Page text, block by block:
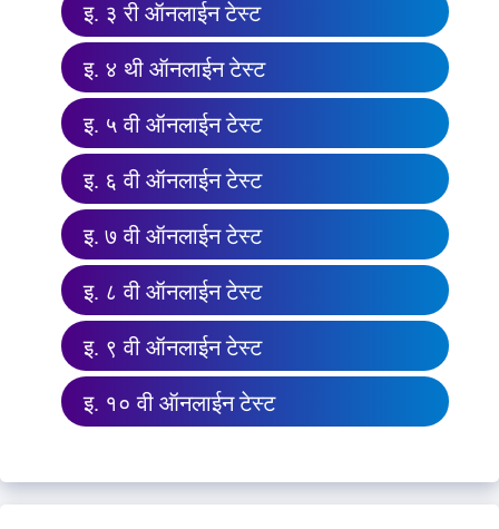
इ. ३ री ऑनलाईन टेस्ट
इ. ४ थी ऑनलाईन टेस्ट
इ. ५ वी ऑनलाईन टेस्ट
इ. ६ वी ऑनलाईन टेस्ट
इ. ७ वी ऑनलाईन टेस्ट
इ. ८ वी ऑनलाईन टेस्ट
इ. ९ वी ऑनलाईन टेस्ट
इ. १० वी ऑनलाईन टेस्ट